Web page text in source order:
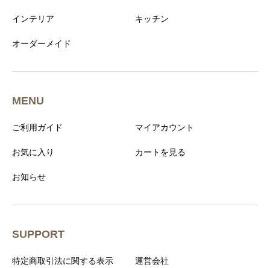
インテリア キッチン
オーダーメイド
MENU
ご利用ガイド マイアカウント
お気に入り カートを見る
お知らせ
SUPPORT
特定商取引法に関する表示 運営会社